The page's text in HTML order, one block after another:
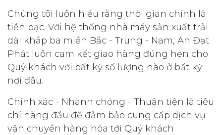
Chúng tôi luôn hiểu rằng thời gian chính là
tiền bạc. Với hệ thống nhà máy sản xuất trải
dài khắp ba miền Bắc - Trung - Nam, An Đạt
Phát luôn cam kết giao hàng đúng hẹn cho
Quý khách với bất kỳ số lượng nào ở bất kỳ
nơi đâu.
Chính xác - Nhanh chóng - Thuận tiện là tiêu
chí hàng đầu để đảm bảo cung cấp dịch vụ
vận chuyển hàng hóa tới Quý khách